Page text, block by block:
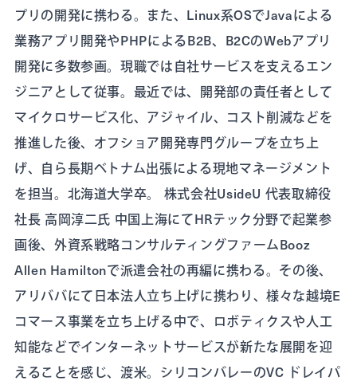
プリの開発に携わる。また、Linux系OSでJavaによる
業務アプリ開発やPHPによるB2B、B2CのWebアプリ
開発に多数参画。現職では自社サービスを支えるエン
ジニアとして従事。最近では、開発部の責任者として
マイクロサービス化、アジャイル、コスト削減などを
推進した後、オフショア開発専門グループを立ち上
げ、自ら長期ベトナム出張による現地マネージメント
を担当。北海道大学卒。 株式会社UsideU 代表取締役
社長 高岡淳二氏 中国上海にてHRテック分野で起業参
画後、外資系戦略コンサルティングファームBooz
Allen Hamiltonで派遣会社の再編に携わる。その後、
アリババにて日本法人立ち上げに携わり、様々な越境E
コマース事業を立ち上げる中で、ロボティクスや人工
知能などでインターネットサービスが新たな展開を迎
えることを感じ、渡米。シリコンバレーのVC ドレイパ